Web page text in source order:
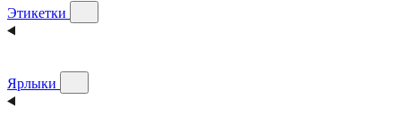
Этикетки
Ярлыки